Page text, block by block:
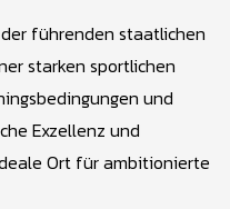
führenden staatlichen
starken sportlichen
und
Exzellenz und
Ort für ambitionierte